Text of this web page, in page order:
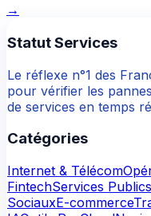
→
Statut Services
Le réflexe n°1 des
pour vérifier les pannes
de services en temps
Catégories
Internet & Télécom
FintechServices Publics
SociauxE-commerce